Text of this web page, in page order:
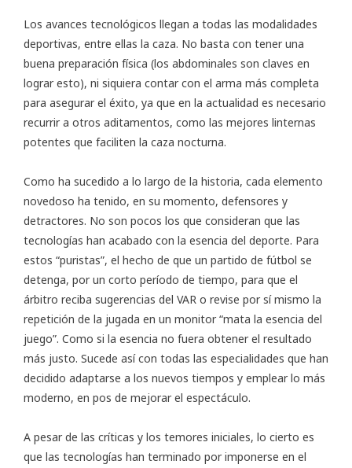
Los avances tecnológicos llegan a todas las modalidades
deportivas, entre ellas la caza. No basta con tener una
buena preparación física (los abdominales son claves en
lograr esto), ni siquiera contar con el arma más completa
para asegurar el éxito, ya que en la actualidad es necesario
recurrir a otros aditamentos, como las mejores linternas
potentes que faciliten la caza nocturna.
Como ha sucedido a lo largo de la historia, cada elemento
novedoso ha tenido, en su momento, defensores y
detractores. No son pocos los que consideran que las
tecnologías han acabado con la esencia del deporte. Para
estos “puristas”, el hecho de que un partido de fútbol se
detenga, por un corto período de tiempo, para que el
árbitro reciba sugerencias del VAR o revise por sí mismo la
repetición de la jugada en un monitor “mata la esencia del
juego”. Como si la esencia no fuera obtener el resultado
más justo. Sucede así con todas las especialidades que han
decidido adaptarse a los nuevos tiempos y emplear lo más
moderno, en pos de mejorar el espectáculo.
A pesar de las críticas y los temores iniciales, lo cierto es
que las tecnologías han terminado por imponerse en el